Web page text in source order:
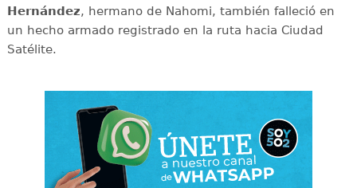
Hernández, hermano de Nahomi, también falleció en
un hecho armado registrado en la ruta hacia Ciudad
Satélite.